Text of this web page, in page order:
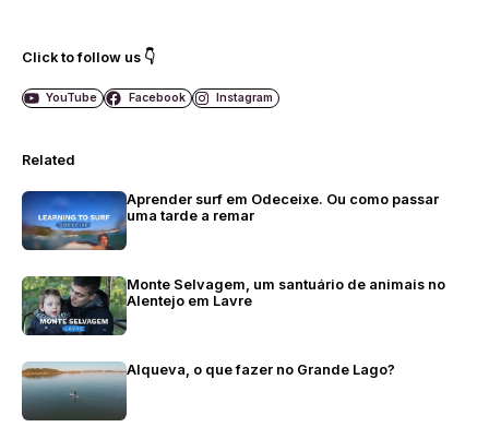
Click to follow us 👇
YouTube Facebook Instagram
Related
Aprender surf em Odeceixe. Ou como passar
uma tarde a remar
Monte Selvagem, um santuário de animais no
Alentejo em Lavre
Alqueva, o que fazer no Grande Lago?